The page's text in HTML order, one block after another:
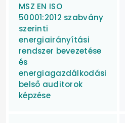
MSZ EN ISO
50001:2012 szabvány
szerinti
energiairányítási
rendszer bevezetése
és
energiagazdálkodási
belső auditorok
képzése